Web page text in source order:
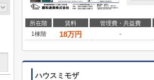
所在階 賃料 管理費・共益費
1棟階
18万円 -
ハウスミモザ